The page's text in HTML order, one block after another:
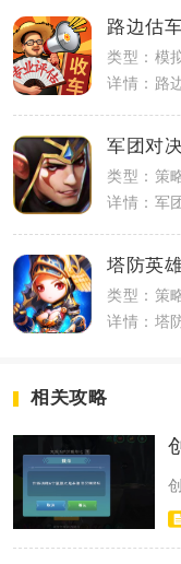
路边估
类型：模
军团对
类型：策
塔防英
类型：策
相关攻略